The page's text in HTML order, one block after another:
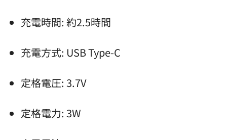
充電時間: 約2.5時間
充電方式: USB Type-C
定格電圧: 3.7V
定格電力: 3W